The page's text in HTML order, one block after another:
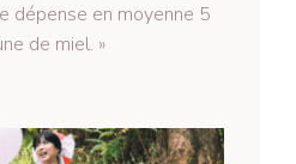
dépense en moyenne 5
de miel. »